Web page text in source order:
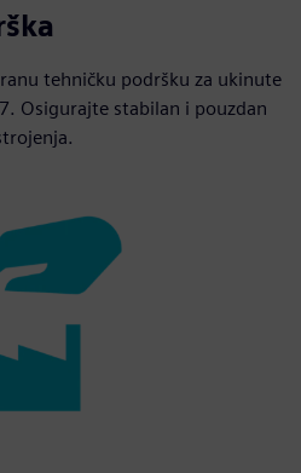
tehničku podršku za ukinute
Osigurajte stabilan i pouzdan